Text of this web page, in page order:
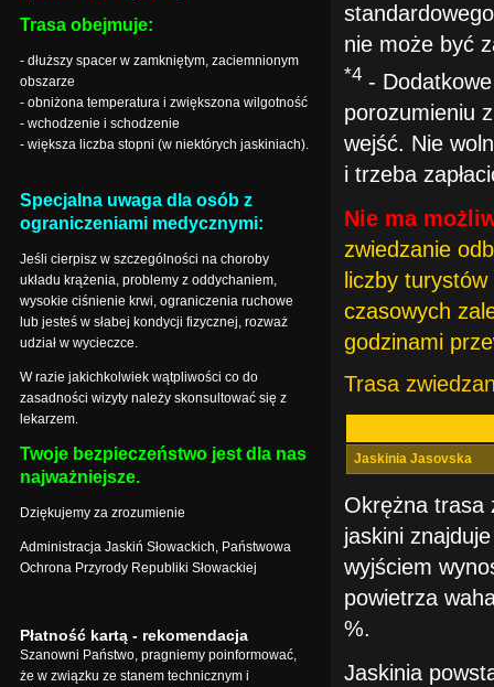
nie może być
*4 -
porozumieniu
wejść. Nie
i trzeba
Nie ma
zwiedzanie
liczby
czasowych
godzinami
Trasa
Jaskinia Jasovska
Okrężna trasa
jaskini
wyjściem
powietrza
%.
Jaskinia
Trasa obejmuje:
- dłuższy spacer w zamkniętym, zaciemnionym
obszarze
- obniżona temperatura i zwiększona wilgotność
- wchodzenie i schodzenie
- większa liczba stopni (w niektórych jaskiniach).
Specjalna uwaga dla osób z
ograniczeniami medycznymi:
Jeśli cierpisz w szczególności na choroby
układu krążenia, problemy z oddychaniem,
wysokie ciśnienie krwi, ograniczenia ruchowe
lub jesteś w słabej kondycji fizycznej, rozważ
udział w wycieczce.
W razie jakichkolwiek wątpliwości co do
zasadności wizyty należy skonsultować się z
lekarzem.
Twoje bezpieczeństwo jest dla nas
najważniejsze.
Dziękujemy za zrozumienie
Administracja Jaskiń Słowackich, Państwowa
Ochrona Przyrody Republiki Słowackiej
Płatność kartą - rekomendacja
Szanowni Państwo, pragniemy poinformować,
że w związku ze stanem technicznym i